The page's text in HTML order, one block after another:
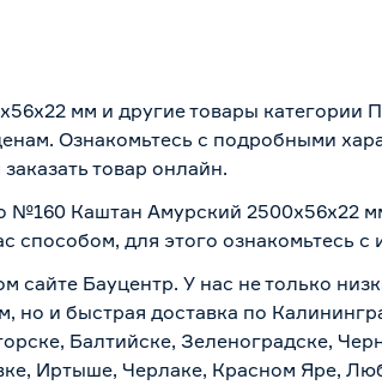
мм и другие товары категории
Ознакомьтесь с подробными
товар онлайн.
Каштан Амурский 2500х56х22
способом, для этого ознакомьтесь
Бауцентр. У нас не только
и быстрая доставка по
Балтийске, Зеленоградске,
Иртыше, Черлаке, Красном Яре,